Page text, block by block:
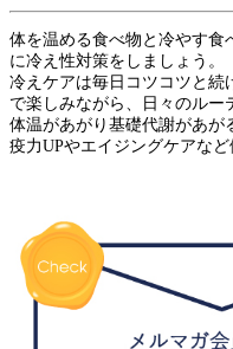
体を温める食べ物と冷やす食
に冷え性対策をしましょう。
冷えケアは毎日コツコツと続
で楽しみながら、日々のルー
体温があがり基礎代謝があが
疫力UPやエイジングケアな